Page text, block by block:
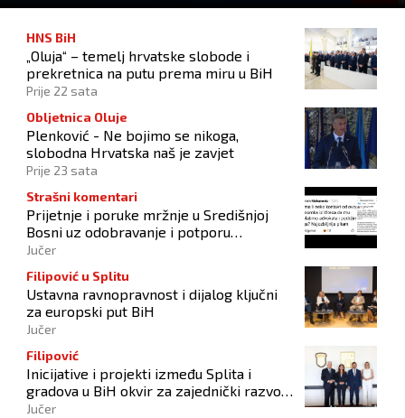
HNS BiH
„Oluja“ – temelj hrvatske slobode i
prekretnica na putu prema miru u BiH
Prije 22 sata
Obljetnica Oluje
Plenković - Ne bojimo se nikoga,
slobodna Hrvatska naš je zavjet
Prije 23 sata
Strašni komentari
Prijetnje i poruke mržnje u Središnjoj
Bosni uz odobravanje i potporu
počinitelju
Jučer
Filipović u Splitu
Ustavna ravnopravnost i dijalog ključni
za europski put BiH
Jučer
Filipović
Inicijative i projekti između Splita i
gradova u BiH okvir za zajednički razvoj i
povezivanje
Jučer